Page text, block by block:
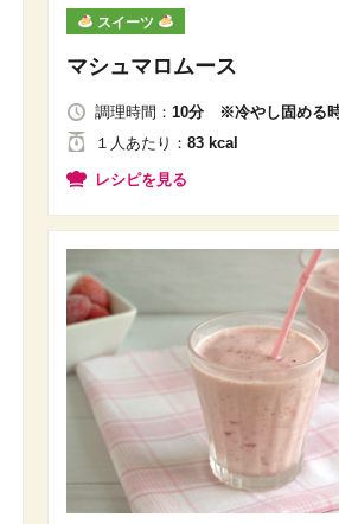
スイーツ
マシュマロムース
調理時間： 10分 ※冷やし固める時
１人あたり ： 83 kcal
レシピを見る